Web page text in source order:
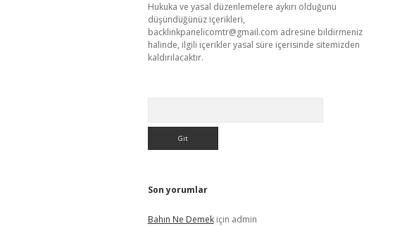
Hukuka ve yasal düzenlemelere aykırı olduğunu
düşündüğünüz içerikleri,
backlinkpanelicomtr@gmail.com adresine bildirmeniz
halinde, ilgili içerikler yasal süre içerisinde sitemizden
kaldırılacaktır.
Son yorumlar
Bahın Ne Demekiçin admin